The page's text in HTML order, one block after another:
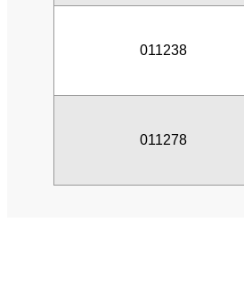
011238
011278